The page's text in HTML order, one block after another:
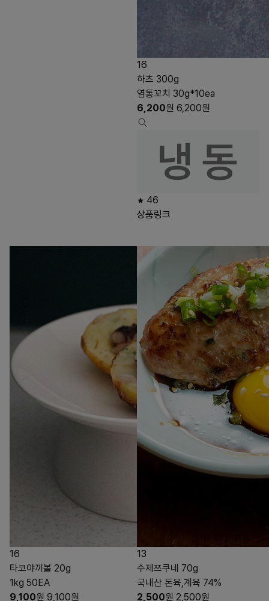
16
하츠 300g
염통꼬치 30g*10ea
6,200원 6,200원
46
상품링크
16
타코야끼볼 20g
1kg 50EA
9,100원 9,100원
13
수제쯔쿠네 70g
국내산 돈육,계육 74%
2,500원 2,500원